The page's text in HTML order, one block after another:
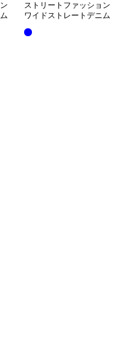
ストリートファッション
ワイドストレートデニム